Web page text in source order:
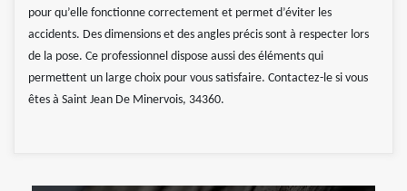
pour qu’elle fonctionne correctement et permet d’éviter les
accidents. Des dimensions et des angles précis sont à respecter lors
de la pose. Ce professionnel dispose aussi des éléments qui
permettent un large choix pour vous satisfaire. Contactez-le si vous
êtes à Saint Jean De Minervois, 34360.